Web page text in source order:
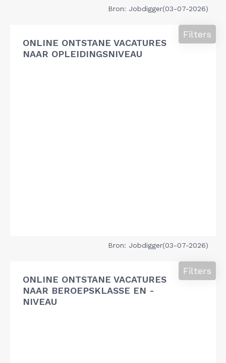
Bron: Jobdigger(03-07-2026)
ONLINE ONTSTANE VACATURES
NAAR OPLEIDINGSNIVEAU
Filters
Bron: Jobdigger(03-07-2026)
ONLINE ONTSTANE VACATURES
NAAR BEROEPSKLASSE EN -
NIVEAU
Filters